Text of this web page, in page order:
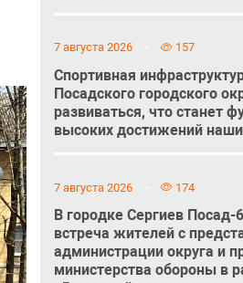
7 августа 2026 157
Спортивная
Посадского городского
развиваться, что станет
высоких достижений
7 августа 2026 174
В городке Сергиев Посад-
встреча жителей с
администрации округа и
министерства обороны в